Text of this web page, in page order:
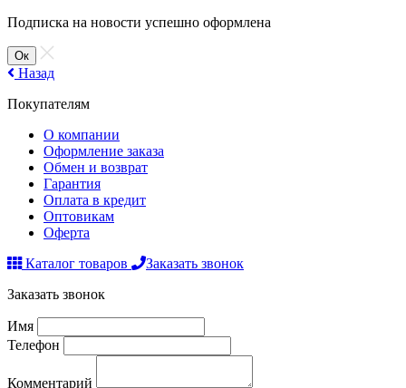
Подписка на новости успешно оформлена
Ок
Назад
Покупателям
О компании
Оформление заказа
Обмен и возврат
Гарантия
Оплата в кредит
Оптовикам
Оферта
Каталог товаров
Заказать звонок
Заказать звонок
Имя
Телефон
Комментарий